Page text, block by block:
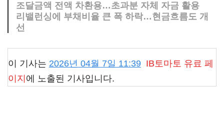
조달금액 전액 차환용…초과분 자체 자금 활용
리밸런싱에 부채비율 큰 폭 하락…현금흐름도 개
선
이 기사는 2026년 04월 7일 11:39 IB토마토 유료 페
이지 에 노출된 기사입니다.